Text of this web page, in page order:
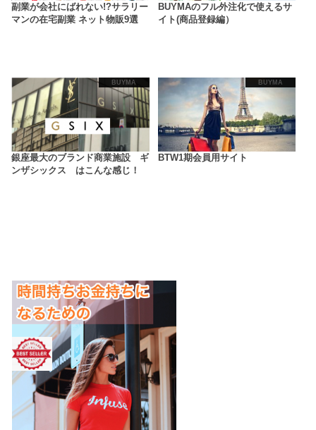
副業が会社にばれない!?サラリー
マンの在宅副業 ネット物販9選
BUYMAのフル外注化で使えるサ
イト(商品登録編）
BUYMA
銀座最大のブランド商業施設 ギ
ンザシックス はこんな感じ！
BUYMA
BTW1期会員用サイト